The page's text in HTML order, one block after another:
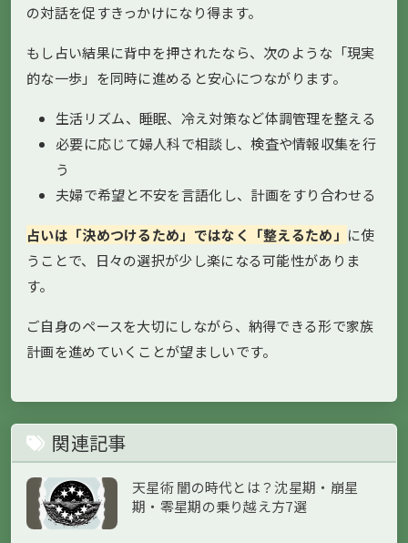
の対話を促すきっかけになり得ます。
もし占い結果に背中を押されたなら、次のような「現実
的な一歩」を同時に進めると安心につながります。
生活リズム、睡眠、冷え対策など体調管理を整える
必要に応じて婦人科で相談し、検査や情報収集を行
う
夫婦で希望と不安を言語化し、計画をすり合わせる
占いは「決めつけるため」ではなく「整えるため」 に使
うことで、日々の選択が少し楽になる可能性がありま
す。
ご自身のペースを大切にしながら、納得できる形で家族
計画を進めていくことが望ましいです。
関連記事
天星術 闇の時代とは？沈星期・崩星
期・零星期の乗り越え方7選